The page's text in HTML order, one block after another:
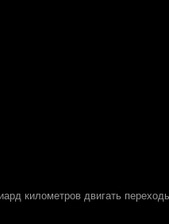
километров двигать